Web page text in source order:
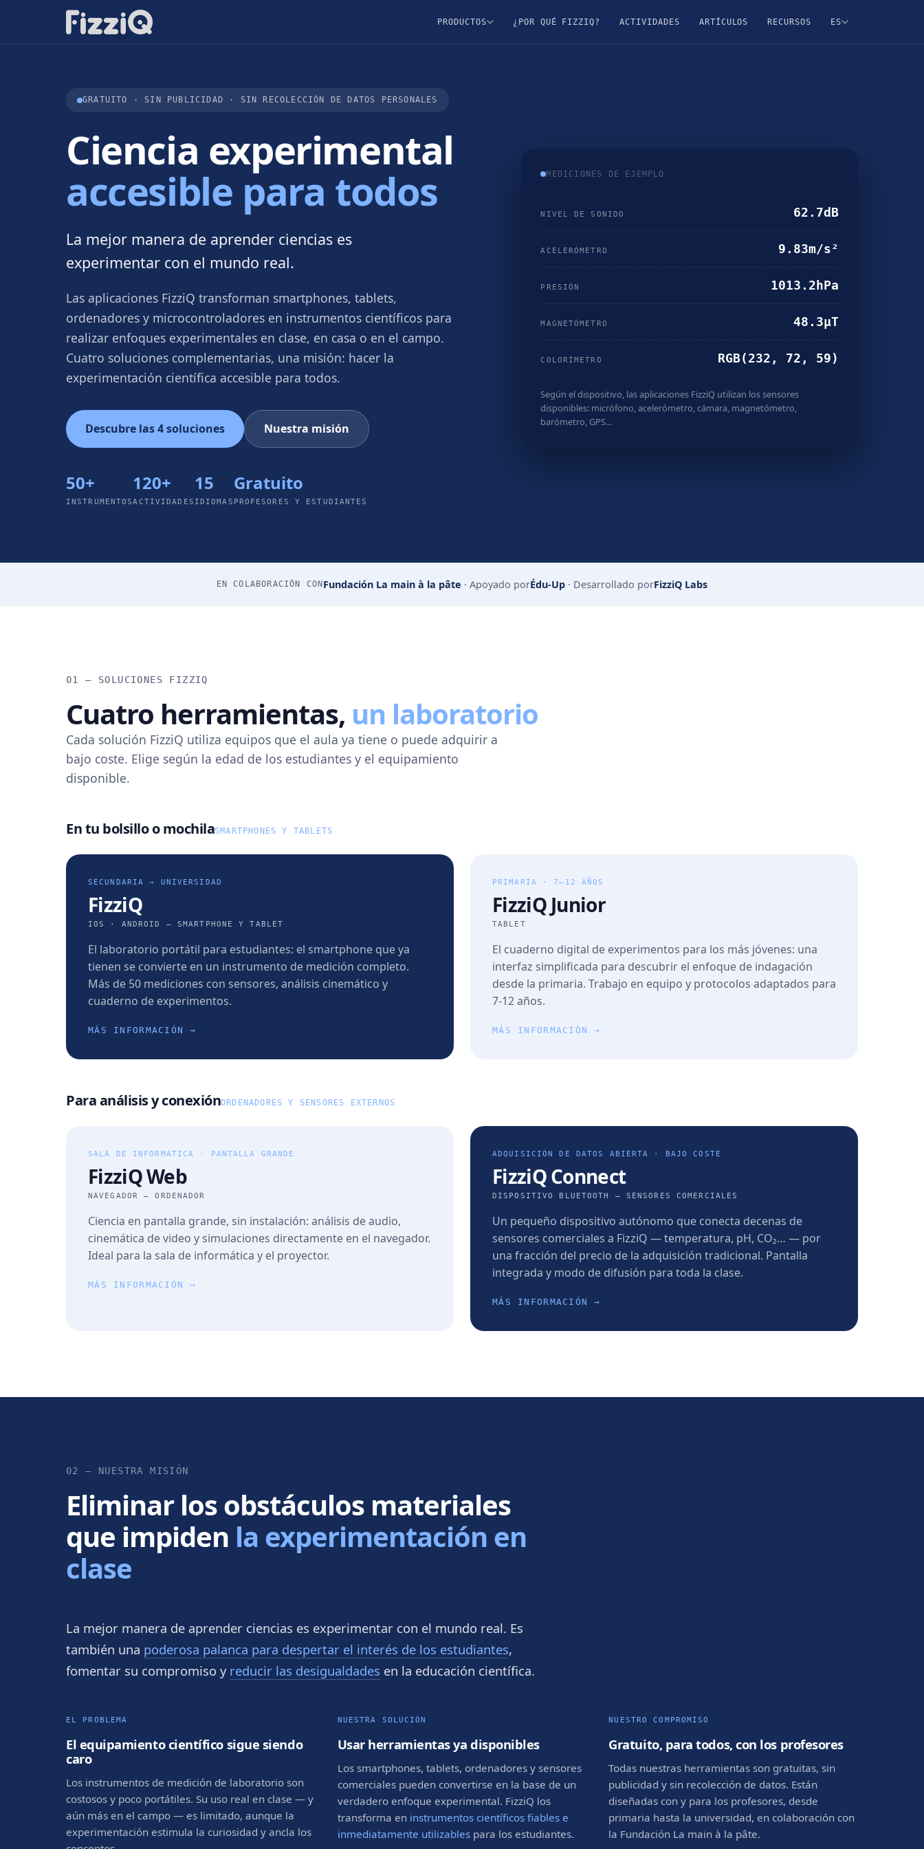
PRODUCTOS ¿POR QUÉ FIZZIQ? ACTIVIDADES ARTÍCULOS RECURSOS ES
GRATUITO · SIN PUBLICIDAD · SIN RECOLECCIÓN DE DATOS PERSONALES
Ciencia experimental
accesible para todos
La mejor manera de aprender ciencias es
experimentar con el mundo real.
Las aplicaciones FizziQ transforman smartphones, tablets,
ordenadores y microcontroladores en instrumentos científicos para
realizar enfoques experimentales en clase, en casa o en el campo.
Cuatro soluciones complementarias, una misión: hacer la
experimentación científica accesible para todos.
Descubre las 4 soluciones Nuestra misión
50+
INSTRUMENTOS
120+
ACTIVIDADES
15
IDIOMAS
Gratuito
PROFESORES Y ESTUDIANTES
MEDICIONES DE EJEMPLO
NIVEL DE SONIDO 65.9dB
ACELERÓMETRO 9.86m/s²
PRESIÓN 1013.6 hPa
MAGNETÓMETRO 48.2µT
COLORÍMETRO RGB(227, 78, 55)
Según el dispositivo, las aplicaciones FizziQ utilizan los sensores
disponibles: micrófono, acelerómetro, cámara, magnetómetro,
barómetro, GPS…
EN COLABORACIÓN CON Fundación La main à la pâte · Apoyado porÉdu-Up · Desarrollado porFizziQ Labs
01 — SOLUCIONES FIZZIQ
Cuatro herramientas, un laboratorio
Cada solución FizziQ utiliza equipos que el aula ya tiene o puede adquirir a
bajo coste. Elige según la edad de los estudiantes y el equipamiento
disponible.
En tu bolsillo o mochilaSMARTPHONES Y TABLETS
SECUNDARIA → UNIVERSIDAD
FizziQ
IOS · ANDROID — SMARTPHONE Y TABLET
El laboratorio portátil para estudiantes: el smartphone que ya
tienen se convierte en un instrumento de medición completo.
Más de 50 mediciones con sensores, análisis cinemático y
cuaderno de experimentos.
MÁS INFORMACIÓN →
PRIMARIA · 7–12 AÑOS
FizziQ Junior
TABLET
El cuaderno digital de experimentos para los más jóvenes: una
interfaz simplificada para descubrir el enfoque de indagación
desde la primaria. Trabajo en equipo y protocolos adaptados para
7-12 años.
MÁS INFORMACIÓN →
Para análisis y conexiónORDENADORES Y SENSORES EXTERNOS
SALA DE INFORMÁTICA · PANTALLA GRANDE
FizziQ Web
NAVEGADOR — ORDENADOR
Ciencia en pantalla grande, sin instalación: análisis de audio,
cinemática de video y simulaciones directamente en el navegador.
Ideal para la sala de informática y el proyector.
MÁS INFORMACIÓN →
ADQUISICIÓN DE DATOS ABIERTA · BAJO COSTE
FizziQ Connect
DISPOSITIVO BLUETOOTH — SENSORES COMERCIALES
Un pequeño dispositivo autónomo que conecta decenas de
sensores comerciales a FizziQ — temperatura, pH, CO₂… — por
una fracción del precio de la adquisición tradicional. Pantalla
integrada y modo de difusión para toda la clase.
MÁS INFORMACIÓN →
02 — NUESTRA MISIÓN
Eliminar los obstáculos materiales
que impiden la experimentación en
clase
La mejor manera de aprender ciencias es experimentar con el mundo real. Es
también una poderosa palanca para despertar el interés de los estudiantes,
fomentar su compromiso y reducir las desigualdades en la educación científica.
EL PROBLEMA
El equipamiento científico sigue siendo
caro
Los instrumentos de medición de laboratorio son
costosos y poco portátiles. Su uso real en clase — y
aún más en el campo — es limitado, aunque la
experimentación estimula la curiosidad y ancla los
NUESTRA SOLUCIÓN
Usar herramientas ya disponibles
Los smartphones, tablets, ordenadores y sensores
comerciales pueden convertirse en la base de un
verdadero enfoque experimental. FizziQ los
transforma en instrumentos científicos fiables e
inmediatamente utilizablespara los estudiantes.
NUESTRO COMPROMISO
Gratuito, para todos, con los profesores
Todas nuestras herramientas son gratuitas, sin
publicidad y sin recolección de datos. Están
diseñadas con y para los profesores, desde
primaria hasta la universidad, en colaboración con
la Fundación La main à la pâte.